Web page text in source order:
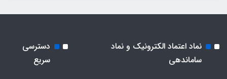
نماد اعتماد الکترونیک و نماد
ساماندهی
دسترسی
سریع